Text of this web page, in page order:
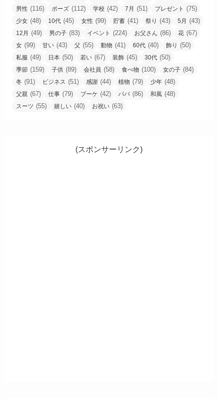
男性 (116) ポーズ (112) 学校 (42) 7月 (51) プレゼント (75)
少女 (48) 10代 (45) 女性 (99) 貯蓄 (41) 祭り (43) 5月 (43)
12月 (49) 男の子 (83) イベント (224) お父さん (86) 花 (67)
女 (99) 甘い (43) 父 (55) 動物 (41) 60代 (40) 飾り (50)
私服 (49) 日本 (50) 若い (67) 装飾 (45) 30代 (50)
季節 (159) 子供 (89) 会社員 (58) 食べ物 (100) 女の子 (84)
冬 (91) ビジネス (51) 感謝 (44) 植物 (79) 少年 (48)
父親 (67) 仕事 (79) ブーケ (42) パパ (86) 和風 (48)
スーツ (55) 嬉しい (40) お祝い (63)
(スポンサーリンク)